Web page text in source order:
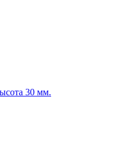
30 мм.